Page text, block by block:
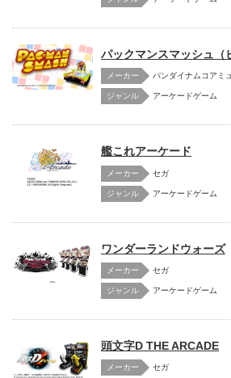
パックマンスマッシュ（
メーカー バンダイナムコアミ
アーケードゲーム
艦これアーケード
メーカー セガ
アーケードゲーム
ワンダーランドウォーズ
メーカー セガ
アーケードゲーム
頭文字D THE ARCADE
メーカー セガ